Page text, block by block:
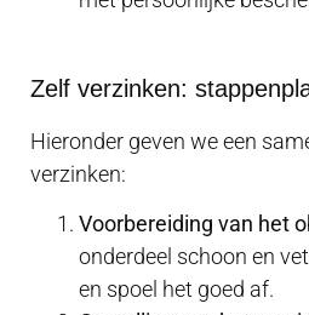
Zelf verzinken:
Hieronder geven we een
verzinken:
Voorbereiding van het
onderdeel schoon en
en spoel het goed af.